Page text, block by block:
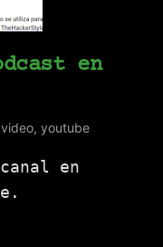
en
video, youtube
en